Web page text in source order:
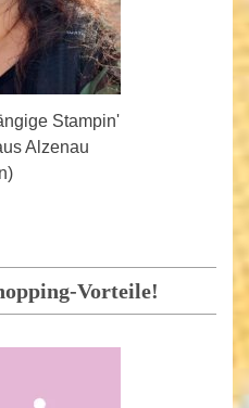
Stampin'
Alzenau
Vorteile!